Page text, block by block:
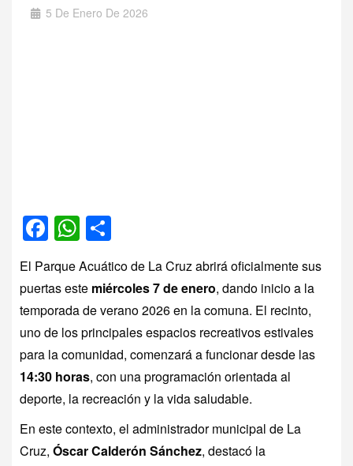
5 De Enero De 2026
Facebook
WhatsApp
El Parque Acuático de La Cruz abrirá oficialmente sus
puertas este miércoles 7 de enero, dando inicio a la
temporada de verano 2026 en la comuna. El recinto,
uno de los principales espacios recreativos estivales
para la comunidad, comenzará a funcionar desde las
14:30 horas, con una programación orientada al
deporte, la recreación y la vida saludable.
En este contexto, el administrador municipal de La
Cruz, Óscar Calderón Sánchez, destacó la